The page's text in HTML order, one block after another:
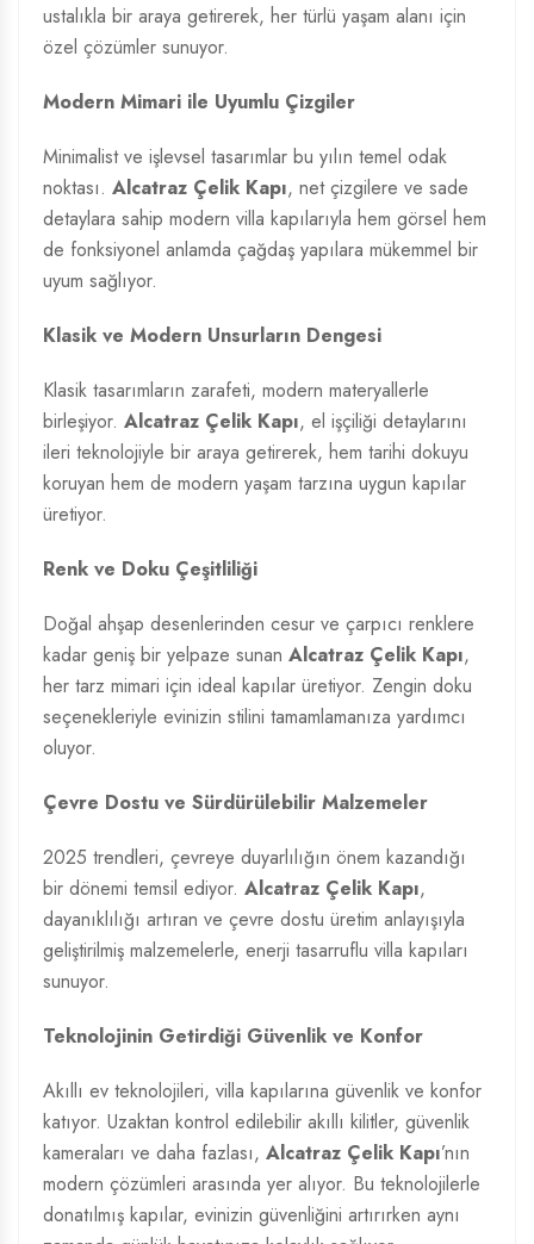
ustalıkla bir araya getirerek, her türlü yaşam alanı için
özel çözümler sunuyor.
Modern Mimari ile Uyumlu Çizgiler
Minimalist ve işlevsel tasarımlar bu yılın temel odak
noktası. Alcatraz Çelik Kapı, net çizgilere ve sade
detaylara sahip modern villa kapılarıyla hem görsel hem
de fonksiyonel anlamda çağdaş yapılara mükemmel bir
uyum sağlıyor.
Klasik ve Modern Unsurların Dengesi
Klasik tasarımların zarafeti, modern materyallerle
birleşiyor. Alcatraz Çelik Kapı, el işçiliği detaylarını
ileri teknolojiyle bir araya getirerek, hem tarihi dokuyu
koruyan hem de modern yaşam tarzına uygun kapılar
üretiyor.
Renk ve Doku Çeşitliliği
Doğal ahşap desenlerinden cesur ve çarpıcı renklere
kadar geniş bir yelpaze sunan Alcatraz Çelik Kapı,
her tarz mimari için ideal kapılar üretiyor. Zengin doku
seçenekleriyle evinizin stilini tamamlamanıza yardımcı
oluyor.
Çevre Dostu ve Sürdürülebilir Malzemeler
2025 trendleri, çevreye duyarlılığın önem kazandığı
bir dönemi temsil ediyor. Alcatraz Çelik Kapı,
dayanıklılığı artıran ve çevre dostu üretim anlayışıyla
geliştirilmiş malzemelerle, enerji tasarruflu villa kapıları
sunuyor.
Teknolojinin Getirdiği Güvenlik ve Konfor
Akıllı ev teknolojileri, villa kapılarına güvenlik ve konfor
katıyor. Uzaktan kontrol edilebilir akıllı kilitler, güvenlik
kameraları ve daha fazlası, Alcatraz Çelik Kapı’nın
modern çözümleri arasında yer alıyor. Bu teknolojilerle
donatılmış kapılar, evinizin güvenliğini artırırken aynı